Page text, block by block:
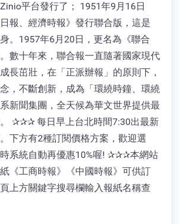
Zinio平台發行了； 1951年9月16日
日報、經濟時報》發行聯合版，這是
身。1957年6月20日，更名為《聯合
數十年來，聯合報一直隨著國家現代
長茁壯，在「正派辦報」的原則下，
，不斷創新，成為「環繞時鐘、環繞
新聞集團，全天候為華文世界提供最
✰✰✰ 每日早上台北時間7:30出最新
下方有2種訂閱價格方案，歡迎選
系統自動再優惠10%喔! ✰✰✰本網站
《工商時報》《中國時報》可供訂
上方關鍵字搜尋欄輸入報紙名稱查